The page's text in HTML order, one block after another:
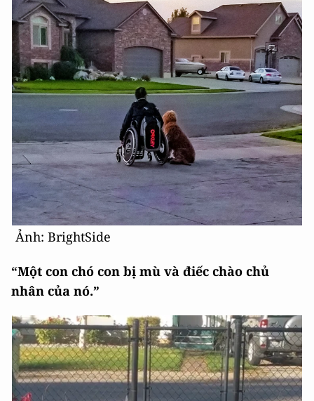
Ảnh: BrightSide
“Một con chó con bị mù và điếc chào chủ
nhân của nó.”